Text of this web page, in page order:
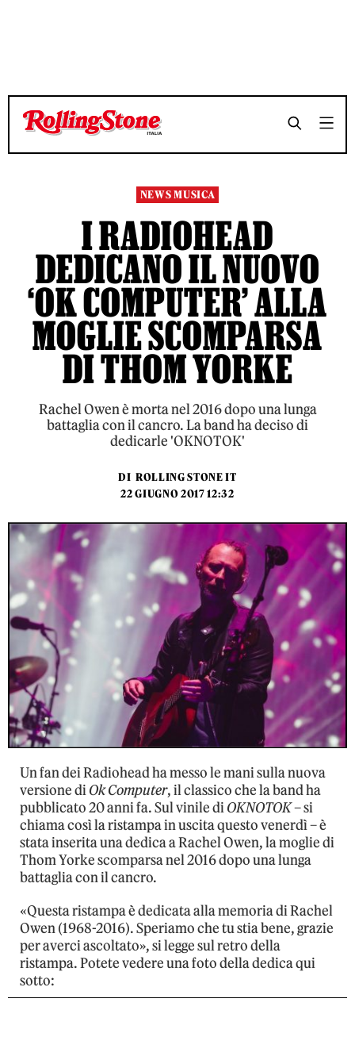
TEMPO DI LETTURA 3 MINUTI SHARE
TEMPO DI LETTURA 3 MINUTI SHARE
NEWS MUSICA
I RADIOHEAD
DEDICANO IL NUOVO
‘OK COMPUTER’ ALLA
MOGLIE SCOMPARSA
DI THOM YORKE
Rachel Owen è morta nel 2016 dopo una lunga
battaglia con il cancro. La band ha deciso di
dedicarle 'OKNOTOK'
DI ROLLING STONE IT
22 GIUGNO 2017 12:32
Un fan dei Radiohead ha messo le mani sulla nuova
versione diOk Computer, il classico che la band ha
pubblicato 20 anni fa. Sul vinile diOKNOTOK– si
chiama così la ristampa in uscita questo venerdì – è
stata inserita una dedica a Rachel Owen, la moglie di
Thom Yorke scomparsa nel 2016 dopo una lunga
battaglia con il cancro.
«Questa ristampa è dedicata alla memoria di Rachel
Owen (1968-2016). Speriamo che tu stia bene, grazie
per averci ascoltato», si legge sul retro della
ristampa. Potete vedere una foto della dedica qui
sotto: